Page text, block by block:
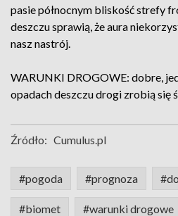
pasie północnym bliskość strefy
deszczu sprawią, że aura
nasz nastrój.
WARUNKI DROGOWE: dobre,
opadach deszczu drogi zrobią się
Źródło: Cumulus.pl
#pogoda #prognoza
#biomet #warunki drogowe